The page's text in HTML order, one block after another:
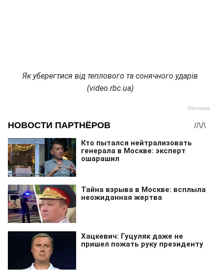
Як уберегтися від теплового та сонячного ударів
(video.rbc.ua)